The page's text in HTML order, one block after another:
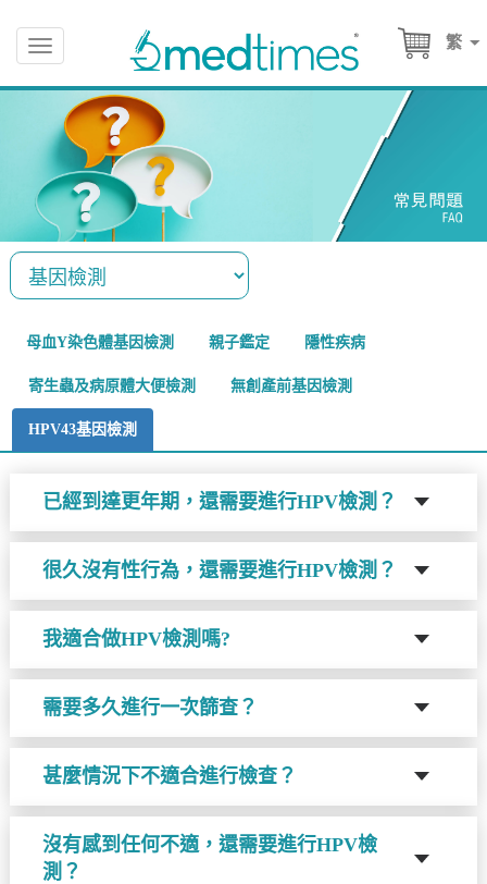
繁
Toggle
navigation
母血Y染色體基因檢測 親子鑑定 隱性疾病
寄生蟲及病原體大便檢測 無創產前基因檢測
HPV43基因檢測
已經到達更年期，還需要進行HPV檢測？
很久沒有性行為，還需要進行HPV檢測？
我適合做HPV檢測嗎?
需要多久進行一次篩查？
甚麼情況下不適合進行檢查？
沒有感到任何不適，還需要進行HPV檢
測？